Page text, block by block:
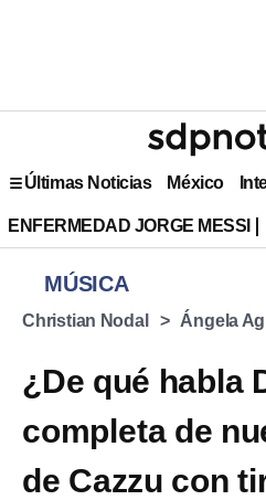
Últimas Noticias México
ENFERMEDAD JORGE MESSI
MÚSICA
Christian Nodal Ángela
¿De qué habla
completa de
de Cazzu con